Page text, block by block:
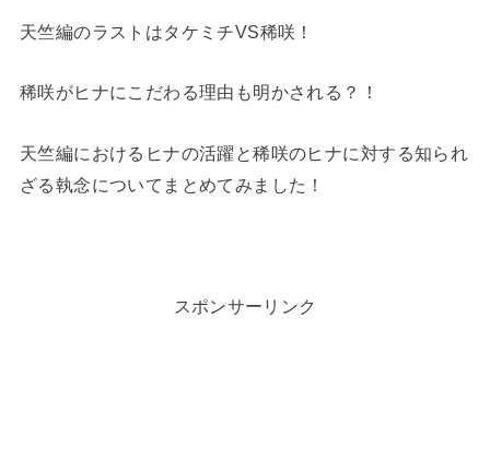
天竺編のラストはタケミチVS稀咲！
稀咲がヒナにこだわる理由も明かされる？！
天竺編におけるヒナの活躍と稀咲のヒナに対する知られ
ざる執念についてまとめてみました！
スポンサーリンク